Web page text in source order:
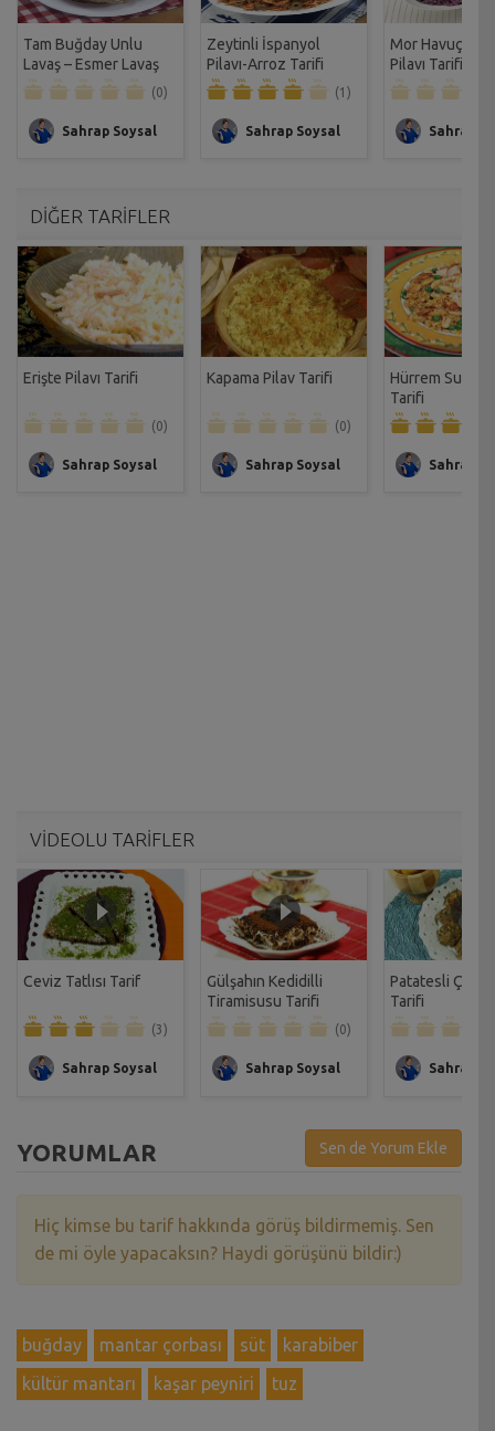
Tam Buğday Unlu
Lavaş – Esmer Lavaş
Tarifi
(0)
Sahrap Soysal
Zeytinli İspanyol
Pilavı-Arroz Tarifi
(1)
Sahrap Soysal
Mor Havuç-
Pilavı Tarifi
Sahrap
DİĞER TARİFLER
Erişte Pilavı Tarifi
(0)
Sahrap Soysal
Kapama Pilav Tarifi
(0)
Sahrap Soysal
Hürrem Sultan
Tarifi
Sahrap
VİDEOLU TARİFLER
Ceviz Tatlısı Tarif
(3)
Sahrap Soysal
Gülşahın Kedidilli
Tiramisusu Tarifi
(0)
Sahrap Soysal
Patatesli Çıtır
Tarifi
Sahrap
YORUMLAR Sen de Yorum Ekle
Hiç kimse bu tarif hakkında görüş bildirmemiş. Sen
de mi öyle yapacaksın? Haydi görüşünü bildir:)
buğday mantar çorbası süt
karabiber
kültür mantarı
kaşar peyniri tuz